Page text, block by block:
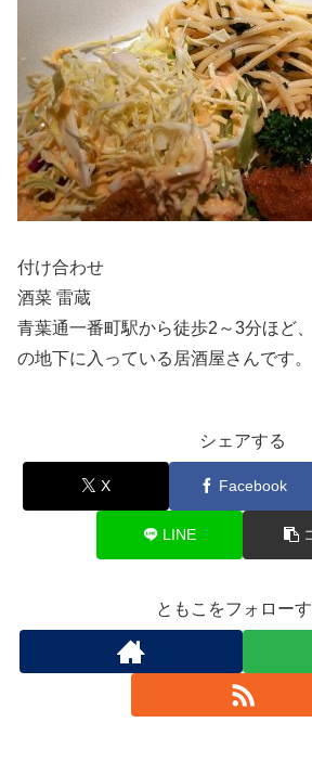
付け合わせ
酒菜 雷蔵
青葉通一番町駅から徒歩2～3分ほど
の地下に入っている居酒屋さんです。
シェアする
X Facebook
LINE
ともこをフォロー